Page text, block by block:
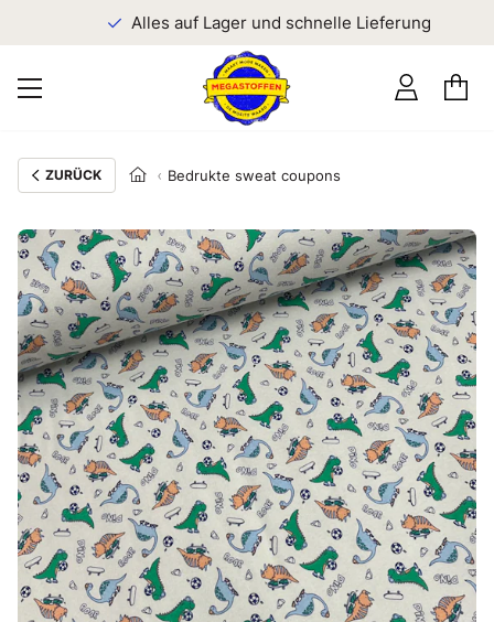
Alles auf Lager und schnelle Lieferung
ZURÜCK Bedrukte sweat coupons